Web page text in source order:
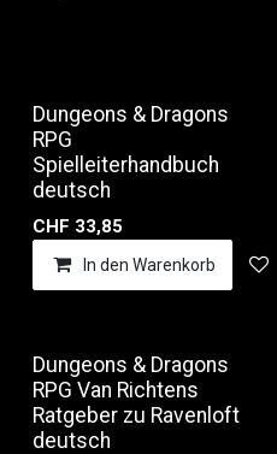
Dungeons & Dragons
RPG
Spielleiterhandbuch
deutsch
CHF 33,85
In den Warenkorb
Dungeons & Dragons
RPG Van Richtens
Ratgeber zu Ravenloft
deutsch